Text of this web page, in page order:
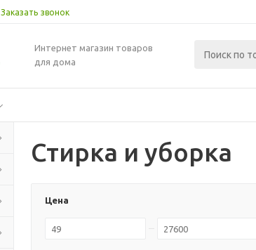
Заказать звонок
Интернет магазин товаров
для дома
Стирка и уборка
Цена